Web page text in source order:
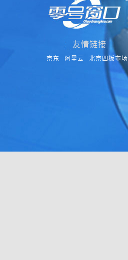
友情链接
京东 阿里云 北京四板市场